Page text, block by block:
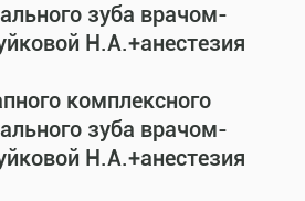
зуба врачом-
Н.А.+анестезия
комплексного
зуба врачом-
Н.А.+анестезия